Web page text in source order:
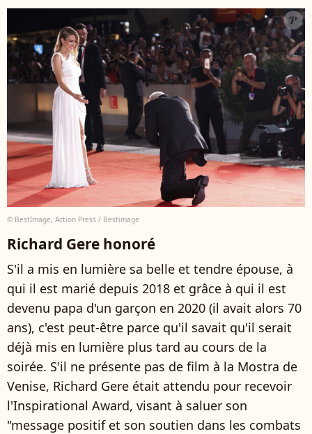
© BestImage, Action Press / Bestimage
Richard Gere honoré
S'il a mis en lumière sa belle et tendre épouse, à
qui il est marié depuis 2018 et grâce à qui il est
devenu papa d'un garçon en 2020 (il avait alors 70
ans), c'est peut-être parce qu'il savait qu'il serait
déjà mis en lumière plus tard au cours de la
soirée. S'il ne présente pas de film à la Mostra de
Venise, Richard Gere était attendu pour recevoir
l'Inspirational Award, visant à saluer son
"message positif et son soutien dans les combats